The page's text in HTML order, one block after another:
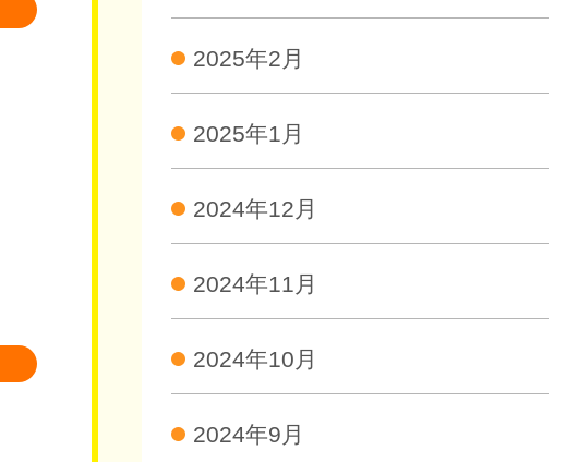
2025年2月
2025年1月
2024年12月
2024年11月
2024年10月
2024年9月